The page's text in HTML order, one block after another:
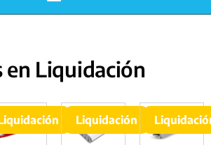
Liquidación
Liquidación